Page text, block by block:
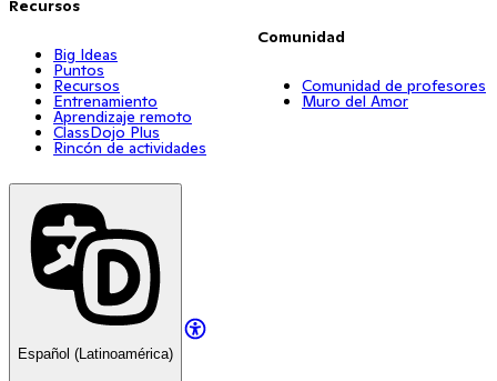
Recursos
Big Ideas
Puntos
Recursos
Entrenamiento
Aprendizaje remoto
ClassDojo Plus
Rincón de actividades
Comunidad
Comunidad de profesores
Muro del Amor
Español (Latinoamérica)